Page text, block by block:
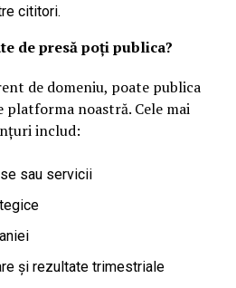
cititori.
de presă poți publica?
de domeniu, poate publica
platforma noastră. Cele mai
includ:
sau servicii
și rezultate trimestriale